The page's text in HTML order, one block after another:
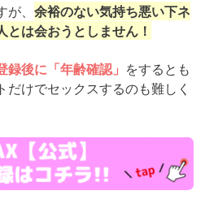
、 余裕のない気持ち悪い下ネ
は会おうとしません！
録後に「年齢確認」 をするとも
だけでセックスするのも難しく